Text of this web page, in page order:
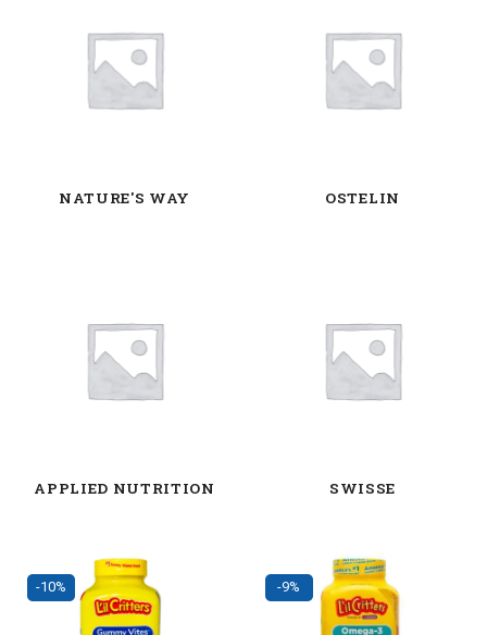
NATURE'S WAY OSTELIN
APPLIED NUTRITION SWISSE
-10% -9%